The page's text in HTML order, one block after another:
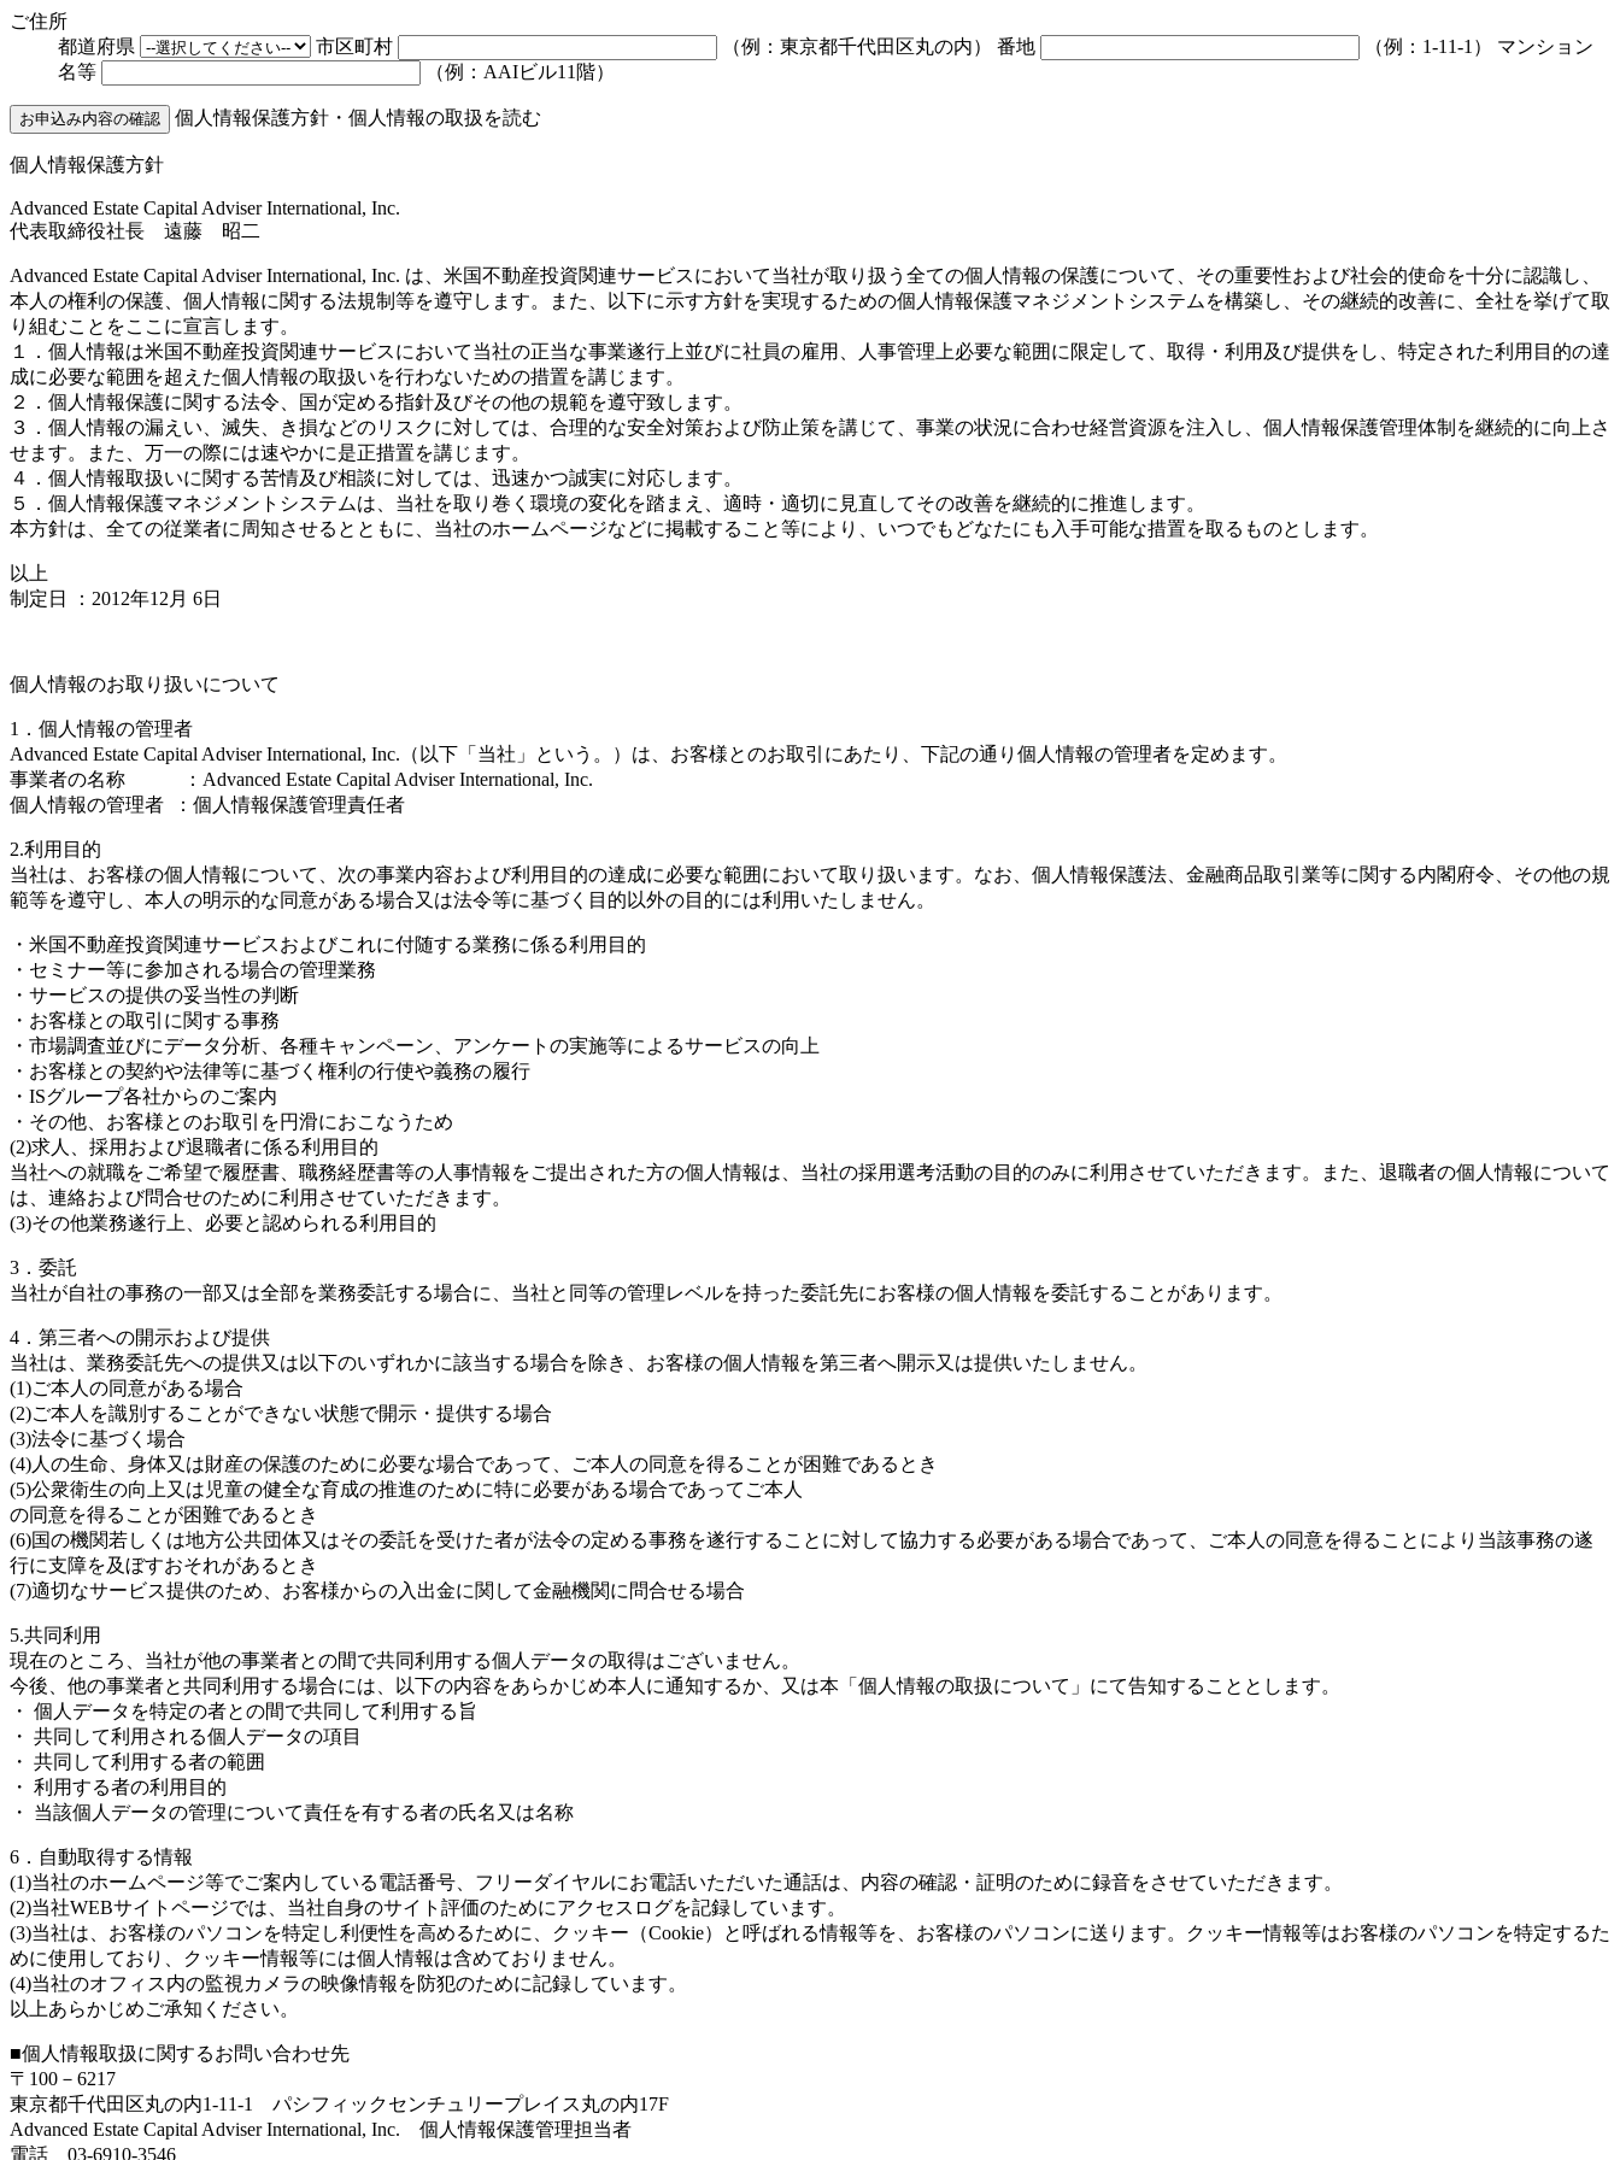
ご住所
都道府県
市区町村 （例：東京都千代田区丸の内） 番地 （例：1-11-1）
マンション
名等
（例：AAIビル11階）
個人情報保護方針・個人情報の取扱を読む
個人情報保護方針
Advanced Estate Capital Adviser International, Inc.
代表取締役社長 遠藤 昭二
Advanced Estate Capital Adviser International, Inc. は、米国不動産投資関連サービスにおいて当社が取り扱う全ての個人情報の保護について、その重要性および社会的使命を十分に認識し、
本人の権利の保護、個人情報に関する法規制等を遵守します。また、以下に示す方針を実現するための個人情報保護マネジメントシステムを構築し、その継続的改善に、全社を挙げて取
り組むことをここに宣言します。
１．個人情報は米国不動産投資関連サービスにおいて当社の正当な事業遂行上並びに社員の雇用、人事管理上必要な範囲に限定して、取得・利用及び提供をし、特定された利用目的の達
成に必要な範囲を超えた個人情報の取扱いを行わないための措置を講じます。
２．個人情報保護に関する法令、国が定める指針及びその他の規範を遵守致します。
３．個人情報の漏えい、滅失、き損などのリスクに対しては、合理的な安全対策および防止策を講じて、事業の状況に合わせ経営資源を注入し、個人情報保護管理体制を継続的に向上さ
せます。また、万一の際には速やかに是正措置を講じます。
４．個人情報取扱いに関する苦情及び相談に対しては、迅速かつ誠実に対応します。
５．個人情報保護マネジメントシステムは、当社を取り巻く環境の変化を踏まえ、適時・適切に見直してその改善を継続的に推進します。
本方針は、全ての従業者に周知させるとともに、当社のホームページなどに掲載すること等により、いつでもどなたにも入手可能な措置を取るものとします。
以上
制定日 ：2012年12月 6日
個人情報のお取り扱いについて
1．個人情報の管理者
Advanced Estate Capital Adviser International, Inc.（以下「当社」という。）は、お客様とのお取引にあたり、下記の通り個人情報の管理者を定めます。
事業者の名称 ：Advanced Estate Capital Adviser International, Inc.
個人情報の管理者 ：個人情報保護管理責任者
2.利用目的
当社は、お客様の個人情報について、次の事業内容および利用目的の達成に必要な範囲において取り扱います。なお、個人情報保護法、金融商品取引業等に関する内閣府令、その他の規
範等を遵守し、本人の明示的な同意がある場合又は法令等に基づく目的以外の目的には利用いたしません。
・米国不動産投資関連サービスおよびこれに付随する業務に係る利用目的
・セミナー等に参加される場合の管理業務
・サービスの提供の妥当性の判断
・お客様との取引に関する事務
・市場調査並びにデータ分析、各種キャンペーン、アンケートの実施等によるサービスの向上
・お客様との契約や法律等に基づく権利の行使や義務の履行
・ISグループ各社からのご案内
・その他、お客様とのお取引を円滑におこなうため
(2)求人、採用および退職者に係る利用目的
当社への就職をご希望で履歴書、職務経歴書等の人事情報をご提出された方の個人情報は、当社の採用選考活動の目的のみに利用させていただきます。また、退職者の個人情報について
は、連絡および問合せのために利用させていただきます。
(3)その他業務遂行上、必要と認められる利用目的
3．委託
当社が自社の事務の一部又は全部を業務委託する場合に、当社と同等の管理レベルを持った委託先にお客様の個人情報を委託することがあります。
4．第三者への開示および提供
当社は、業務委託先への提供又は以下のいずれかに該当する場合を除き、お客様の個人情報を第三者へ開示又は提供いたしません。
(1)ご本人の同意がある場合
(2)ご本人を識別することができない状態で開示・提供する場合
(3)法令に基づく場合
(4)人の生命、身体又は財産の保護のために必要な場合であって、ご本人の同意を得ることが困難であるとき
(5)公衆衛生の向上又は児童の健全な育成の推進のために特に必要がある場合であってご本人
の同意を得ることが困難であるとき
(6)国の機関若しくは地方公共団体又はその委託を受けた者が法令の定める事務を遂行することに対して協力する必要がある場合であって、ご本人の同意を得ることにより当該事務の遂
行に支障を及ぼすおそれがあるとき
(7)適切なサービス提供のため、お客様からの入出金に関して金融機関に問合せる場合
5.共同利用
現在のところ、当社が他の事業者との間で共同利用する個人データの取得はございません。
今後、他の事業者と共同利用する場合には、以下の内容をあらかじめ本人に通知するか、又は本「個人情報の取扱について」にて告知することとします。
・ 個人データを特定の者との間で共同して利用する旨
・ 共同して利用される個人データの項目
・ 共同して利用する者の範囲
・ 利用する者の利用目的
・ 当該個人データの管理について責任を有する者の氏名又は名称
6．自動取得する情報
(1)当社のホームページ等でご案内している電話番号、フリーダイヤルにお電話いただいた通話は、内容の確認・証明のために録音をさせていただきます。
(2)当社WEBサイトページでは、当社自身のサイト評価のためにアクセスログを記録しています。
(3)当社は、お客様のパソコンを特定し利便性を高めるために、クッキー（Cookie）と呼ばれる情報等を、お客様のパソコンに送ります。クッキー情報等はお客様のパソコンを特定するた
めに使用しており、クッキー情報等には個人情報は含めておりません。
(4)当社のオフィス内の監視カメラの映像情報を防犯のために記録しています。
以上あらかじめご承知ください。
■個人情報取扱に関するお問い合わせ先
〒100－6217
東京都千代田区丸の内1-11-1 パシフィックセンチュリープレイス丸の内17F
Advanced Estate Capital Adviser International, Inc. 個人情報保護管理担当者
電話 03-6910-3546